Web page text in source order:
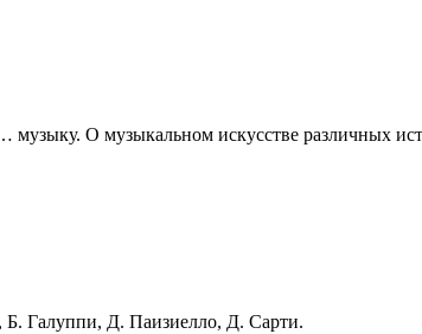
О музыкальном искусстве различных
Б. Галуппи, Д. Паизиелло, Д. Сарти.